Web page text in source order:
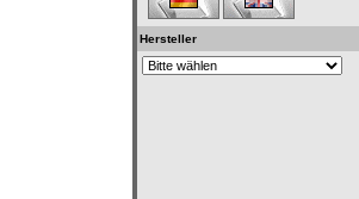
Hersteller